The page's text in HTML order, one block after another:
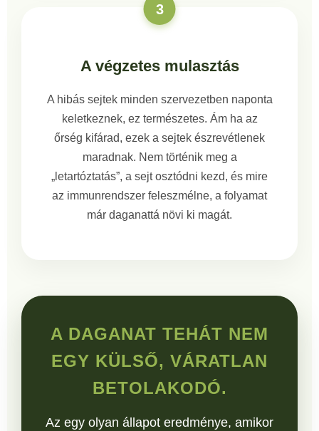
3
A végzetes mulasztás
A hibás sejtek minden szervezetben naponta
keletkeznek, ez természetes. Ám ha az
őrség kifárad, ezek a sejtek észrevétlenek
maradnak. Nem történik meg a
„letartóztatás”, a sejt osztódni kezd, és mire
az immunrendszer feleszmélne, a folyamat
már daganattá növi ki magát.
A DAGANAT TEHÁT NEM
EGY KÜLSŐ, VÁRATLAN
BETOLAKODÓ.
Az egy olyan állapot eredménye, amikor